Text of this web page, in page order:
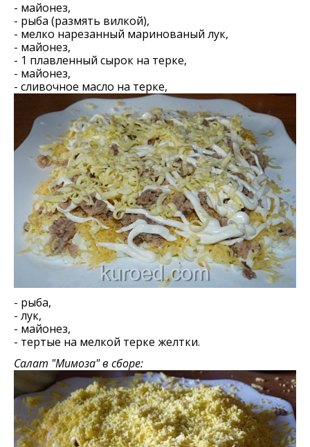
- майонез,
- рыба (размять вилкой),
- мелко нарезанный маринованый лук,
- майонез,
- 1 плавленный сырок на терке,
- майонез,
- сливочное масло на терке,
- рыба,
- лук,
- майонез,
- тертые на мелкой терке желтки.
Салат "Мимоза" в сборе: